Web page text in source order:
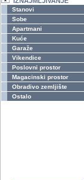
Stanovi
Sobe
Apartmani
Kuće
Garaže
Vikendice
Poslovni prostor
Magacinski prostor
Obradivo zemljište
Ostalo